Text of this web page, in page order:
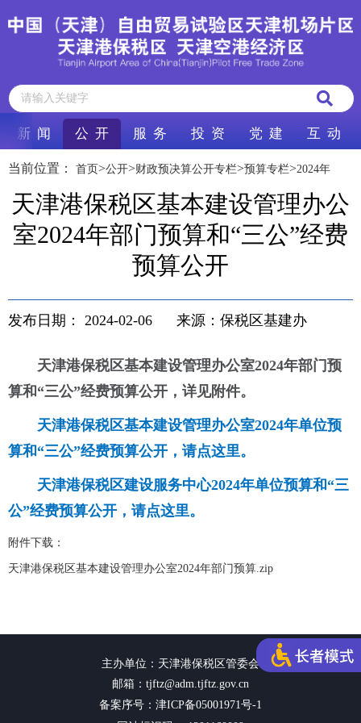
新 闻 公 开 服 务 投 资 党 建 互 动
当前位置： 首页>公开>财政预决算公开专栏>预算专栏>2024年
天津港保税区基本建设管理办公
室2024年部门预算和“三公”经费
预算公开
发布日期： 2024-02-06 来源：保税区基建办
天津港保税区基本建设管理办公室2024年部门预
算和“三公”经费预算公开，详见附件。
天津港保税区基本建设管理办公室2024年单位预
算和“三公”经费预算公开，请点这里。
天津港保税区建设服务中心2024年单位预算和“三
公”经费预算公开，请点这里。
附件下载：
天津港保税区基本建设管理办公室2024年部门预算.zip
主办单位：天津港保税区管委会
邮箱：tjftz@adm.tjftz.gov.cn
备案序号：津ICP备05001971号-1